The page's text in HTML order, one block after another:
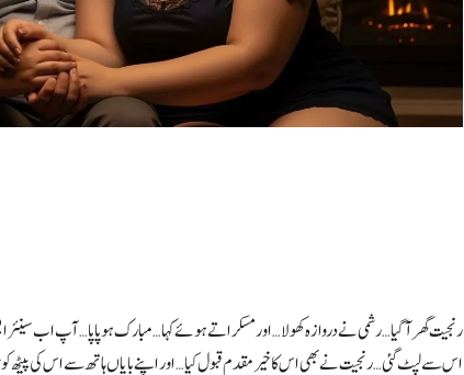
رنجیت گھر آ گیا… رشمی نے دروازہ کھولا… اور مسکراتے ہوئے کہا… مبارک ہو پاپا… آپ اب سینئر